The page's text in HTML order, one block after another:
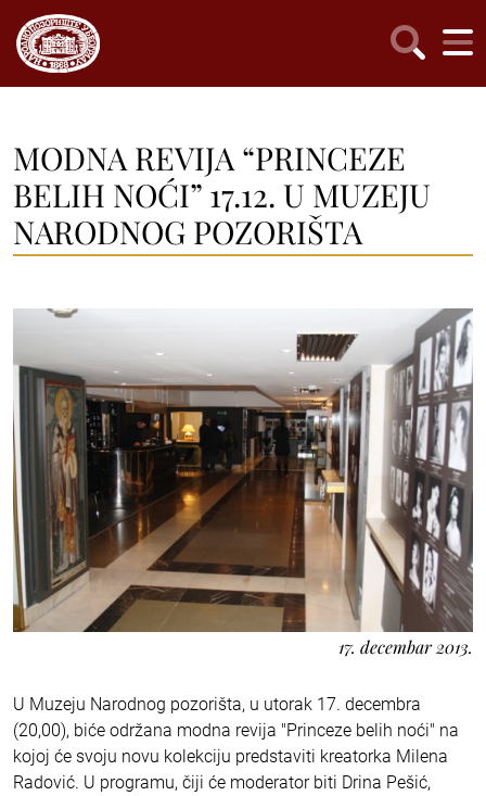
MODNA REVIJA “PRINCEZE
BELIH NOĆI” 17.12. U MUZEJU
NARODNOG POZORIŠTA
17. decembar 2013.
U Muzeju Narodnog pozorišta, u utorak 17. decembra
(20,00), biće održana modna revija "Princeze belih noći" na
kojoj će svoju novu kolekciju predstaviti kreatorka Milena
Radović. U programu, čiji će moderator biti Drina Pešić,